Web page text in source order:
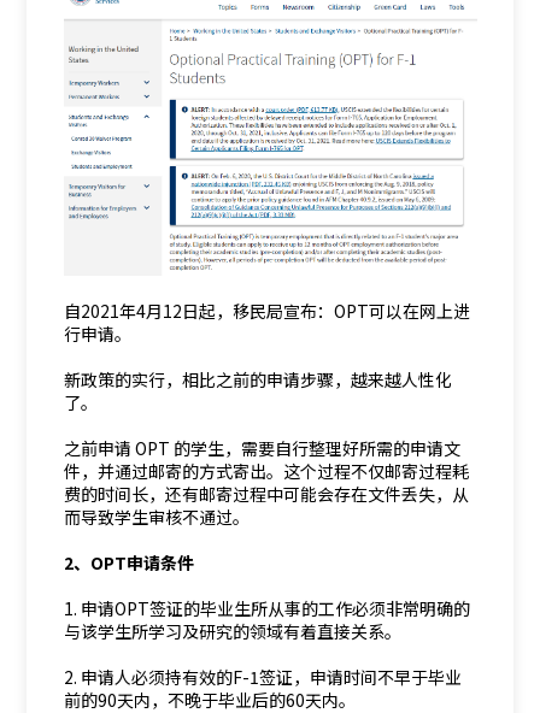
自2021年4月12日起，移民局宣布：OPT可以在网上进
行申请。
新政策的实行，相比之前的申请步骤，越来越人性化
了。
之前申请 OPT 的学生，需要自行整理好所需的申请文
件，并通过邮寄的方式寄出。这个过程不仅邮寄过程耗
费的时间长，还有邮寄过程中可能会存在文件丢失，从
而导致学生审核不通过。
2、OPT申请条件
1. 申请OPT签证的毕业生所从事的工作必须非常明确的
与该学生所学习及研究的领域有着直接关系。
2. 申请人必须持有效的F-1签证，申请时间不早于毕业
前的90天内，不晚于毕业后的60天内。